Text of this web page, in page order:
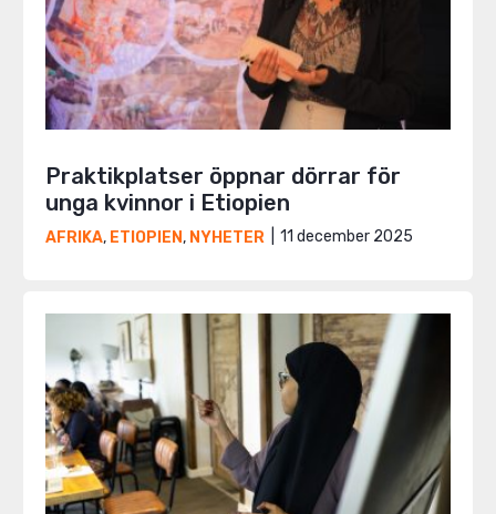
Praktikplatser öppnar dörrar för
unga kvinnor i Etiopien
AFRIKA, ETIOPIEN, NYHETER 11 december 2025